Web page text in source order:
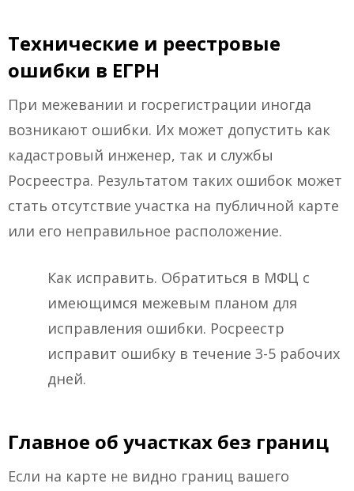
Технические и реестровые
ошибки в ЕГРН
При межевании и госрегистрации иногда
возникают ошибки. Их может допустить как
кадастровый инженер, так и службы
Росреестра. Результатом таких ошибок может
стать отсутствие участка на публичной карте
или его неправильное расположение.
Как исправить. Обратиться в МФЦ с
имеющимся межевым планом для
исправления ошибки. Росреестр
исправит ошибку в течение 3-5 рабочих
дней.
Главное об участках без границ
Если на карте не видно границ вашего